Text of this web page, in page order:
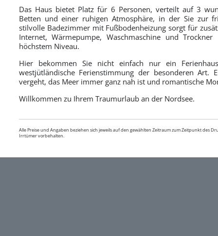
Das Haus bietet Platz für 6 Personen, verteilt auf 3
Betten und einer ruhigen Atmosphäre, in der Sie zur
stilvolle Badezimmer mit Fußbodenheizung sorgt für
Internet, Wärmepumpe, Waschmaschine und
höchstem Niveau.
Hier bekommen Sie nicht einfach nur ein
westjütländische Ferienstimmung der besonderen
vergeht, das Meer immer ganz nah ist und romantische
Willkommen zu Ihrem Traumurlaub an der Nordsee.
Alle Preise und Angaben beziehen sich jeweils auf den gewählten Zeitraum zum Zeitpunkt des
Irrtümer vorbehalten.